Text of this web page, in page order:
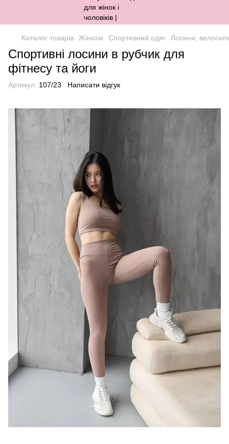
Каталог товарів Жінкам Спортивний одяг Лосини,
Спортивні лосини в рубчик для
фітнесу та йоги
Артикул: 107/23 Написати відгук